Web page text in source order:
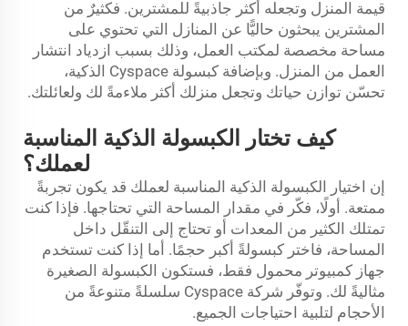
قيمة المنزل وتجعله أكثر جاذبيةً للمشترين. فكثيرٌ من
المشترين يبحثون حاليًّا عن المنازل التي تحتوي على
مساحة مخصصة لمكتب العمل، وذلك بسبب ازدياد انتشار
العمل من المنزل. وبإضافة كبسولة Cyspace الذكية،
تحسّن توازن حياتك وتجعل منزلك أكثر ملاءمةً لك ولعائلتك.
كيف تختار الكبسولة الذكية المناسبة
لعملك؟
إن اختيار الكبسولة الذكية المناسبة لعملك قد يكون تجربةً
ممتعة. أولًا، فكّر في مقدار المساحة التي تحتاجها. فإذا كنت
تمتلك الكثير من المعدات أو تحتاج إلى التنقّل داخل
المساحة، فاختر كبسولةً أكبر حجمًا. أما إذا كنت تستخدم
جهاز كمبيوتر محمول فقط، فستكون الكبسولة الصغيرة
مثاليةً لك. وتوفّر شركة Cyspace سلسلةً متنوعةً من
الأحجام لتلبية احتياجات الجميع.